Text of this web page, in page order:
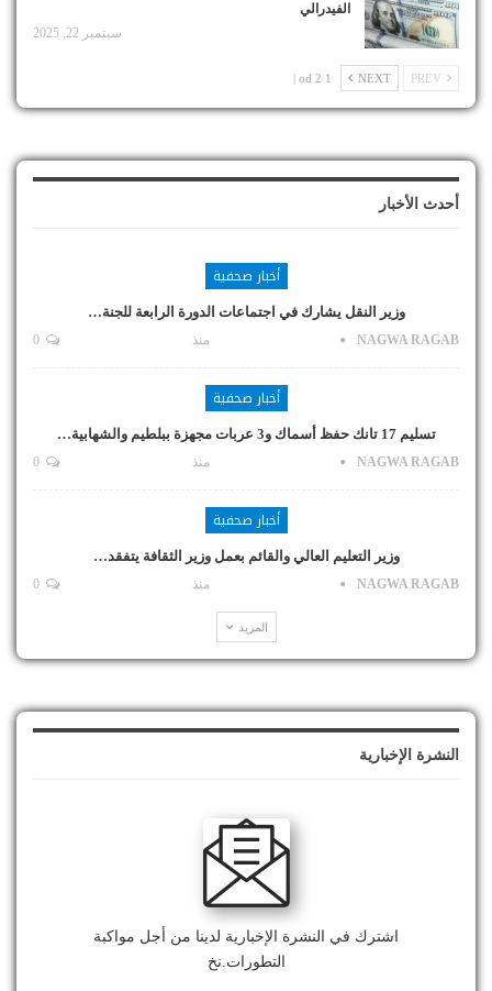
الفيدرالي
سبتمبر 22, 2025
NEXT
1 od 2 |
أحدث الأخبار
أخبار صحفية
وزير النقل يشارك في اجتماعات الدورة الرابعة للجنة…
NAGWA RAGAB منذ
أخبار صحفية
تسليم 17 تانك حفظ أسماك و3 عربات مجهزة ببلطيم والشهابية…
NAGWA RAGAB منذ
أخبار صحفية
وزير التعليم العالي والقائم بعمل وزير الثقافة يتفقد…
NAGWA RAGAB منذ
المزيد
النشرة الإخبارية
اشترك في النشرة الإخبارية لدينا من أجل مواكبة
التطورات.نخ